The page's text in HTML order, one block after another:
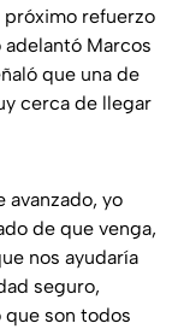
refuerzo
Marcos
que una de
cerca de llegar
avanzado, yo
de que venga,
nos ayudaría
seguro,
que son todos